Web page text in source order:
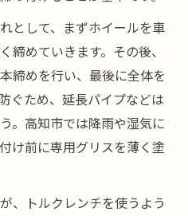
として、まずホイールを車
締めていきます。その後、
締めを行い、最後に全体を
ぐため、延長パイプなどは
。高知市では降雨や湿気に
け前に専用グリスを薄く塗
、トルクレンチを使うよう